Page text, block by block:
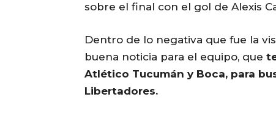
sobre el final con el gol de Alexis
Dentro de lo negativa que fue la
buena noticia para el equipo, que
Atlético Tucumán y Boca, para
Libertadores.